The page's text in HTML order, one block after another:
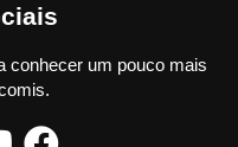
conhecer um pouco mais